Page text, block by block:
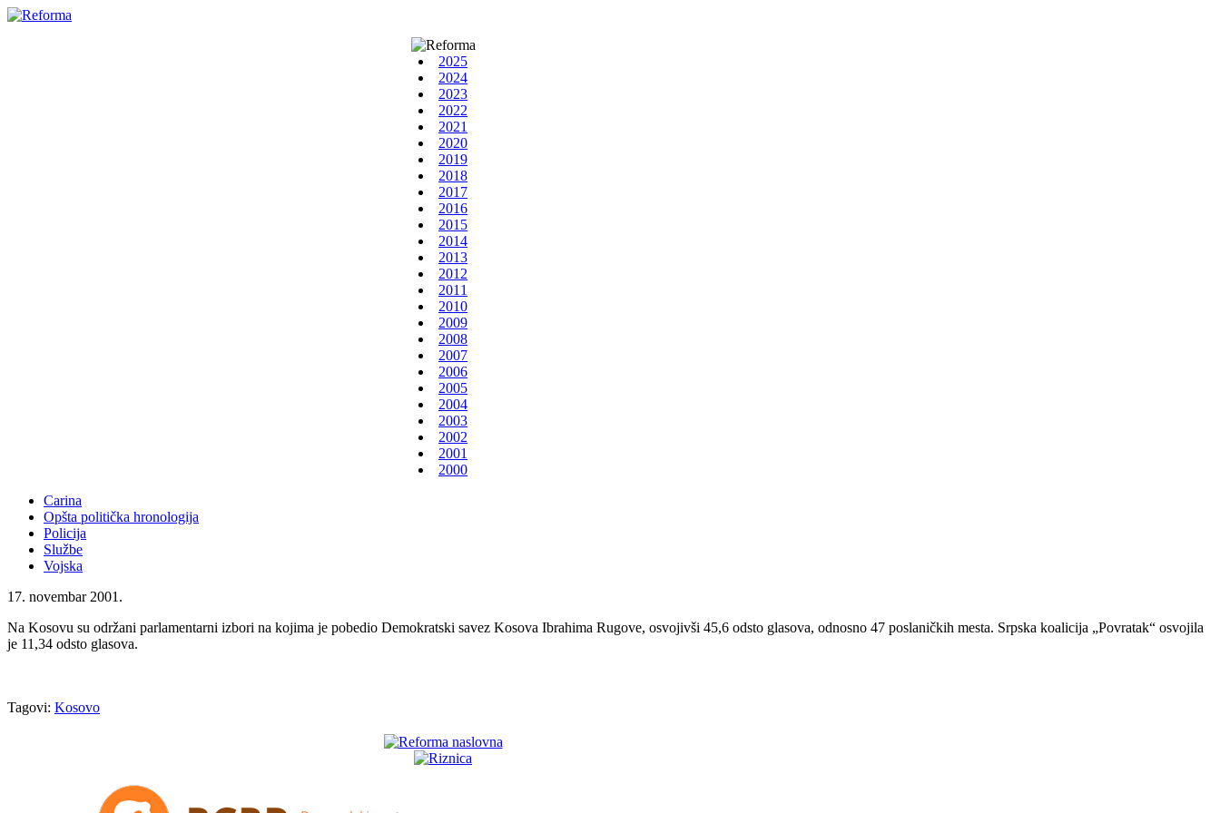
2025
2024
2023
2022
2021
2020
2019
2018
2017
2016
2015
2014
2013
2012
2011
2010
2009
2008
2007
2006
2005
2004
2003
2002
2001
2000
Carina
Opšta politička hronologija
Policija
Službe
Vojska
17. novembar 2001.
Na Kosovu su održani parlamentarni izbori na kojima je pobedio Demokratski savez Kosova Ibrahima Rugove, osvojivši 45,6 odsto glasova, odnosno 47 poslaničkih mesta. Srpska koalicija „Povratak“ osvojila
je 11,34 odsto glasova.
Tagovi: Kosovo